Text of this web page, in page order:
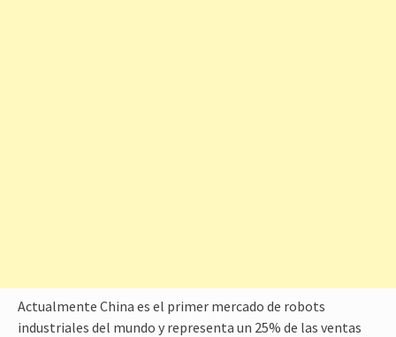
Actualmente China es el primer mercado de robots
industriales del mundo y representa un 25% de las ventas